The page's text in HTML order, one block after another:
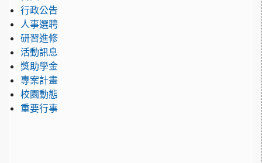
行政公告
人事選聘
研習進修
活動訊息
獎助學金
專案計畫
校園動態
重要行事